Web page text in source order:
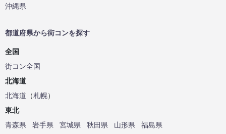
沖縄県
都道府県から街コンを探す
全国
街コン全国
北海道
北海道 （札幌）
東北
青森県
岩手県 宮城県 秋田県 山形県
福島県